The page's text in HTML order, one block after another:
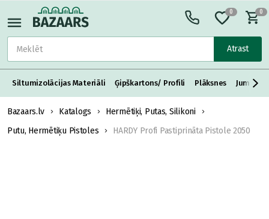
Atrast
0 0
Siltumizolācijas Materiāli Ģipškartons/ Profili Plāksnes Jumta
Bazaars.lv Katalogs
Hermētiķi, Putas, Silikoni
Putu, Hermētiķu Pistoles
HARDY Profi Pastiprināta Pistole 2050